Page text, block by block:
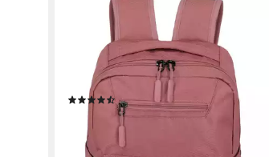
TRAVELITE
Freizeitrucksack KICK OFF Rucksack
mit 13-Zoll Laptopfach, mit
gepolstertem Laptopfach, ideal für
Freizeit, Arbeit und Schule
(550)
26,96 €
lieferbar - in 1-2 Werktagen bei dir